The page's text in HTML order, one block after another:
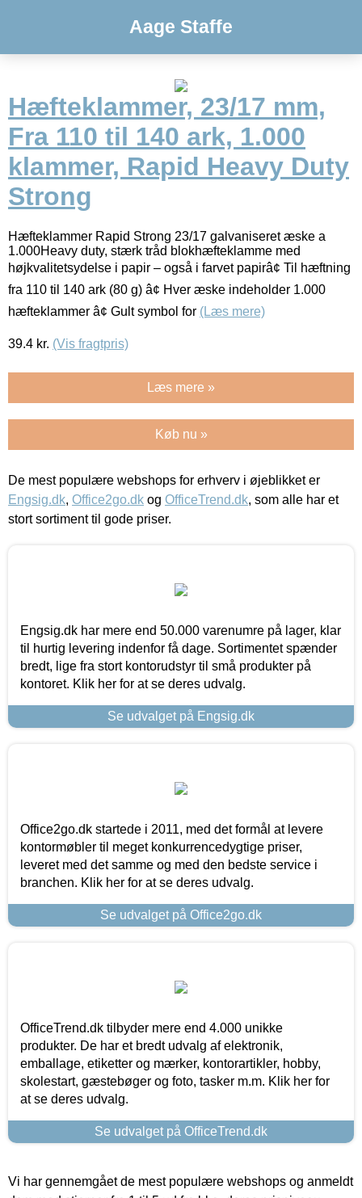
Aage Staffe
Hæfteklammer, 23/17 mm,
Fra 110 til 140 ark, 1.000
klammer, Rapid Heavy Duty
Strong
Hæfteklammer Rapid Strong 23/17 galvaniseret æske a
1.000Heavy duty, stærk tråd blokhæfteklamme med
højkvalitetsydelse i papir – også i farvet papirâ¢ Til hæftning
fra 110 til 140 ark (80 g) â¢ Hver æske indeholder 1.000
hæfteklammer â¢ Gult symbol for (Læs mere)
39.4 kr. (Vis fragtpris)
Læs mere »
Køb nu »
De mest populære webshops for erhverv i øjeblikket er
Engsig.dk, Office2go.dk og OfficeTrend.dk, som alle har et
stort sortiment til gode priser.
Engsig.dk har mere end 50.000 varenumre på lager, klar
til hurtig levering indenfor få dage. Sortimentet spænder
bredt, lige fra stort kontorudstyr til små produkter på
kontoret. Klik her for at se deres udvalg.
Se udvalget på Engsig.dk
Office2go.dk startede i 2011, med det formål at levere
kontormøbler til meget konkurrencedygtige priser,
leveret med det samme og med den bedste service i
branchen. Klik her for at se deres udvalg.
Se udvalget på Office2go.dk
OfficeTrend.dk tilbyder mere end 4.000 unikke
produkter. De har et bredt udvalg af elektronik,
emballage, etiketter og mærker, kontorartikler, hobby,
skolestart, gæstebøger og foto, tasker m.m. Klik her for
at se deres udvalg.
Se udvalget på OfficeTrend.dk
Vi har gennemgået de mest populære webshops og anmeldt